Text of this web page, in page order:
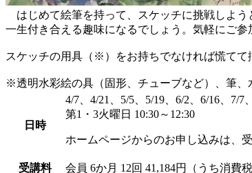
はじめて絵筆を持って、スケッチに挑戦しよう
一生付き合える趣味になるでしょう。気軽にご参
スケッチの用具（※）をお持ちでなければ慌てて
※透明水彩絵の具（固形、チューブなど）、筆
日時
4/7、4/21、5/5、5/19、6/2、6/16、7/7
第1・3火曜日 10:30～12:30
ホームページからのお申し込みは、
受講料 会員 6か月 12回 41,184円（うち消費税